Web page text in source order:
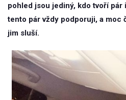
pohled jsou jediný, kdo tvoří pár
tento pár vždy podporuji, a moc
jim sluší.